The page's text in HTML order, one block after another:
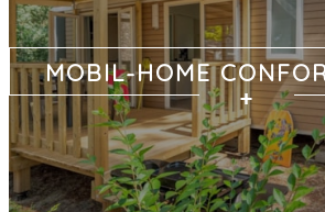
MOBIL-HOME